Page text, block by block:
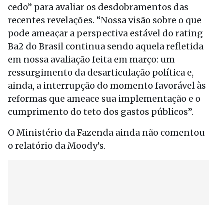
cedo” para avaliar os desdobramentos das
recentes revelações. “Nossa visão sobre o que
pode ameaçar a perspectiva estável do rating
Ba2 do Brasil continua sendo aquela refletida
em nossa avaliação feita em março: um
ressurgimento da desarticulação política e,
ainda, a interrupção do momento favorável às
reformas que ameace sua implementação e o
cumprimento do teto dos gastos públicos”.
O Ministério da Fazenda ainda não comentou
o relatório da Moody’s.